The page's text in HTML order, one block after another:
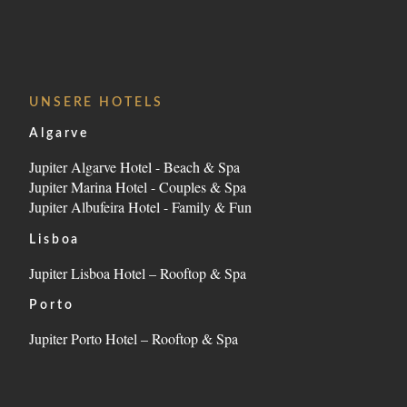
UNSERE HOTELS
Algarve
Jupiter Algarve Hotel - Beach & Spa
Jupiter Marina Hotel - Couples & Spa
Jupiter Albufeira Hotel - Family & Fun
Lisboa
Jupiter Lisboa Hotel – Rooftop & Spa
Porto
Jupiter Porto Hotel – Rooftop & Spa